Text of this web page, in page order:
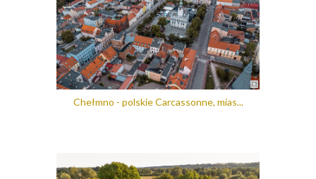
Chełmno - polskie Carcassonne, mias...